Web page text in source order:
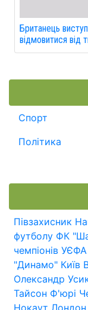
Британець
відмовитися від
Спорт
Політика
Півзахисник
футболу ФК
чемпіонів УЄФА
"Динамо" Київ
Олександр
Тайсон Ф'юрі
Нокаут Лондон